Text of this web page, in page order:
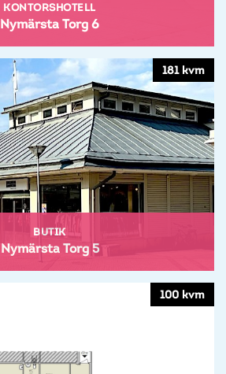
KONTORSHOTELL
Nymärsta Torg 6
181 kvm
BUTIK
Nymärsta Torg 5
100 kvm